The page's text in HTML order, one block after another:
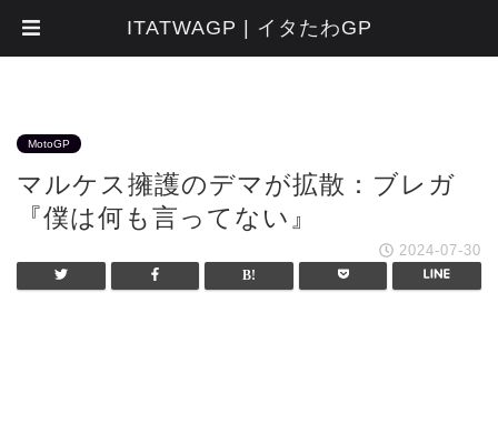
MotoGP
マルケス擁護のデマが拡散：ブレガ
『僕は何も言ってない』
2024-07-30
ITATWAGP | イタたわGP